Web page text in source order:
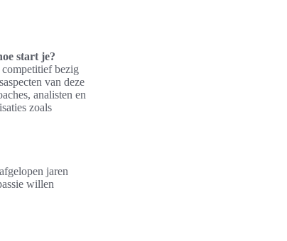
start je?
competitief bezig
van deze
analisten en
zoals
jaren
willen